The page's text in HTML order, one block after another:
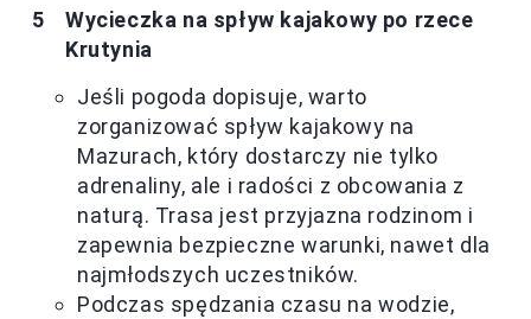
Wycieczka na spływ kajakowy po rzece
Krutynia
Jeśli pogoda dopisuje, warto
zorganizować spływ kajakowy na
Mazurach, który dostarczy nie tylko
adrenaliny, ale i radości z obcowania z
naturą. Trasa jest przyjazna rodzinom i
zapewnia bezpieczne warunki, nawet dla
najmłodszych uczestników.
Podczas spędzania czasu na wodzie,